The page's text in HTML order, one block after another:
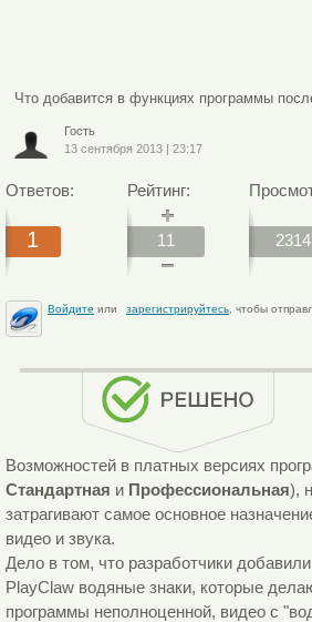
Что добавится в функциях программы
Гость
13 сентября 2013| 23:17
Ответов:
1
Рейтинг:
11
Войдите или зарегистрируйтесь, чтобы
Возможностей в платных версиях
Стандартная и Профессиональная),
затрагивают самое основное
видео и звука.
Дело в том, что разработчики
PlayClaw водяные знаки, которые
программы неполноценной, видео с